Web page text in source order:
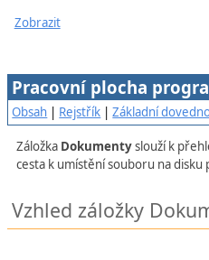
Zobrazit
Pracovní plocha
Obsah Rejstřík |Základní
Záložka Dokumentyslouží k
cesta k umístění souboru na disku
Vzhled záložky